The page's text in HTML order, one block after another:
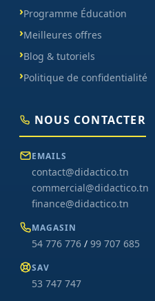
Programme Éducation
Meilleures offres
Blog & tutoriels
Politique de confidentialité
NOUS CONTACTER
EMAILS
contact@didactico.tn
commercial@didactico.tn
finance@didactico.tn
MAGASIN
54 776 776 / 99 707 685
SAV
53 747 747